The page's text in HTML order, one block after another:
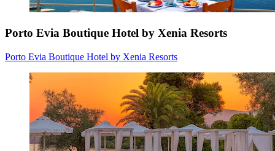
Porto Evia Boutique Hotel by Xenia Resorts
Porto Evia Boutique Hotel by Xenia Resorts